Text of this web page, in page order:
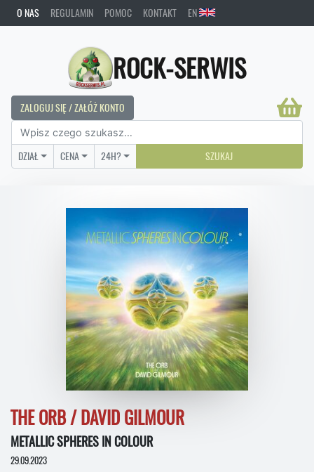
O NAS REGULAMIN POMOC KONTAKT EN
ROCK-SERWIS
ZALOGUJ SIĘ / ZAŁÓŻ KONTO
DZIAŁ CENA 24H? SZUKAJ
THE ORB / DAVID GILMOUR
METALLIC SPHERES IN COLOUR
29.09.2023